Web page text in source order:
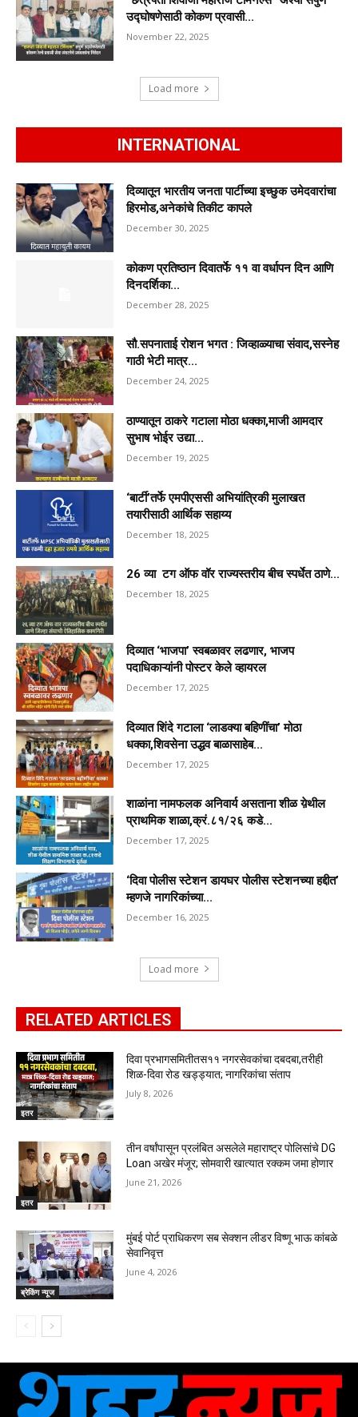
उद्घोषणेसाठी कोकण प्रवासी...
November 22, 2025
Load more
INTERNATIONAL
दिव्यातून भारतीय जनता पार्टीच्या इच्छुक उमेदवारांचा
हिरमोड,अनेकांचे तिकीट कापले
December 30, 2025
कोकण प्रतिष्ठान दिवातर्फे ११ वा वर्धापन दिन आणि
दिनदर्शिका...
December 28, 2025
सौ.सपनाताई रोशन भगत : जिव्हाळ्याचा संवाद,सस्नेह
गाठी भेटी मात्र...
December 24, 2025
ठाण्यातून ठाकरे गटाला मोठा धक्का,माजी आमदार
सुभाष भोईर उद्या...
December 19, 2025
‘बार्टी’तर्फे एमपीएससी अभियांत्रिकी मुलाखत
तयारीसाठी आर्थिक सहाय्य
December 18, 2025
26 व्या टग ऑफ वॉर राज्यस्तरीय बीच स्पर्धेत ठाणे...
December 18, 2025
दिव्यात ‘भाजपा’ स्वबळावर लढणार, भाजप
पदाधिकाऱ्यांनी पोस्टर केले व्हायरल
December 17, 2025
दिव्यात शिंदे गटाला ‘लाडक्या बहिणींचा’ मोठा
धक्का,शिवसेना उद्धव बाळासाहेब...
December 17, 2025
शाळांना नामफलक अनिवार्य असताना शीळ य़ेथील
प्राथमिक शाळा,क्रं.८१/२६ कडे...
December 17, 2025
‘दिवा पोलीस स्टेशन डायघर पोलीस स्टेशनच्या हद्दीत’
म्हणजे नागरिकांच्या...
December 16, 2025
Load more
RELATED ARTICLES
इतर
दिवा प्रभागसमितीतस११ नगरसेवकांचा दबदबा,तरीही
शिळ-दिवा रोड खड्ड्यात; नागरिकांचा संताप
July 8, 2026
इतर
तीन वर्षांपासून प्रलंबित असलेले महाराष्ट्र पोलिसांचे DG
Loan अखेर मंजूर; सोमवारी खात्यात रक्कम जमा होणार
June 21, 2026
ब्रेकिंग न्यूज
मुंबई पोर्ट प्राधिकरण सब सेक्शन लीडर विष्णू भाऊ कांबळे
सेवानिवृत्त
June 4, 2026